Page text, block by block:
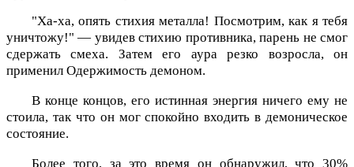
"Ха-ха, опять стихия металла! Посмотрим, как я тебя
уничтожу!" — увидев стихию противника, парень не смог
сдержать смеха. Затем его аура резко возросла, он
применил Одержимость демоном.
В конце концов, его истинная энергия ничего ему не
стоила, так что он мог спокойно входить в демоническое
состояние.
Более того, за это время он обнаружил, что 30%